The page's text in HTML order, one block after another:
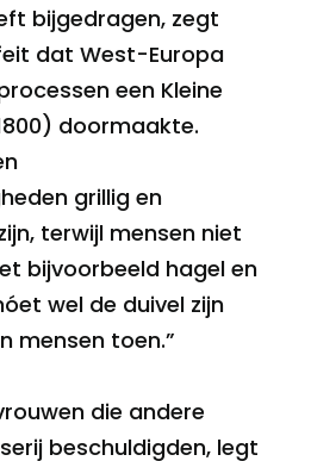
bijgedragen, zegt
dat West-Europa
een Kleine
doormaakte.
grillig en
terwijl mensen niet
bijvoorbeeld hagel en
wel de duivel zijn
mensen toen.”
die andere
beschuldigden, legt